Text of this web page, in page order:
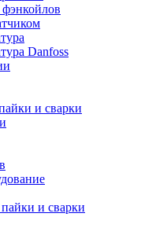
Danfoss
и сварки
и сварки